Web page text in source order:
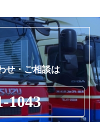
せ・ご相談は
1043